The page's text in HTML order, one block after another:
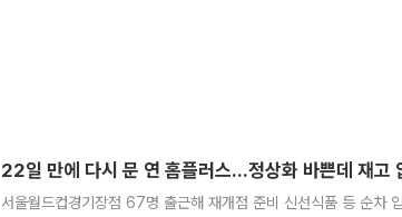
22일 만에 다시 문 연 홈플러스…정상화 바쁜데 재고
서울월드컵경기장점 67명 출근해 재개점 준비 신선식품 등 순차